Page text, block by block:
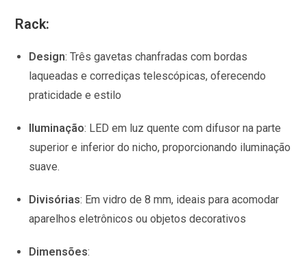
Rack:
Design:Três gavetas chanfradas com bordas
laqueadas e corrediças telescópicas, oferecendo
praticidade e estilo
Iluminação: LED em luz quente com difusor na parte
superior e inferior do nicho, proporcionando iluminação
suave.
Divisórias: Em vidro de 8 mm, ideais para acomodar
aparelhos eletrônicos ou objetos decorativos
Dimensões: